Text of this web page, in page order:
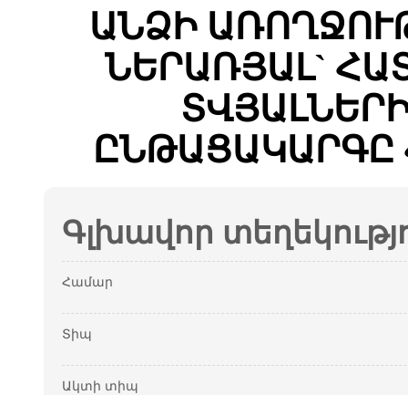
ԱՆՁԻ
ՆԵՐԱՌՅԱԼ`
ԸՆԹԱՑԱԿԱՐԳԸ
Գլխավոր
Համար
Տիպ
Ակտի տիպ